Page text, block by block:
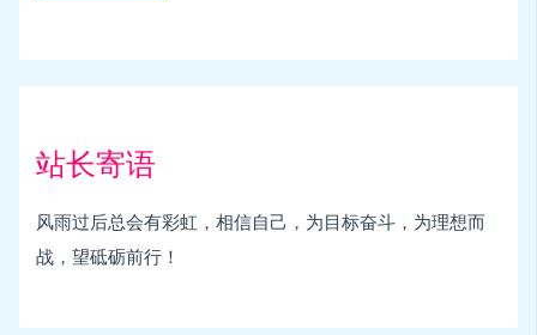
站长寄语
风雨过后总会有彩虹，相信自己，为目标奋斗，为理想而
战，望砥砺前行！